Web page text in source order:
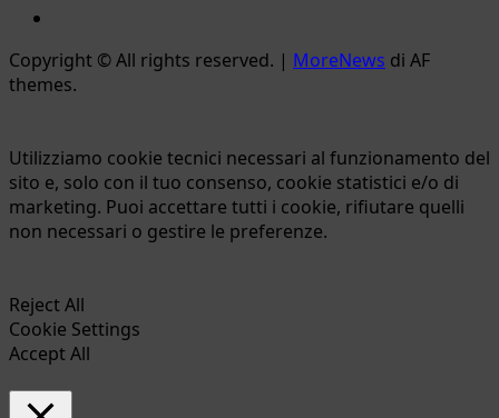
Naturale
Bracciano-
Copyright © All rights reserved. | MoreNews di AF
themes.
Utilizziamo cookie tecnici necessari al funzionamento del
sito e, solo con il tuo consenso, cookie statistici e/o di
marketing. Puoi accettare tutti i cookie, rifiutare quelli
non necessari o gestire le preferenze.
Reject All
Cookie Settings
Accept All